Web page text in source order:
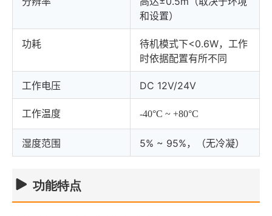
和设置）
功耗
待机模式下<0.6W，工作
时依据配置有所不同
工作电压 DC 12V/24V
工作温度 -40°C ~ +80°C
湿度范围 5% ~ 95%，（无冷凝）
功能特点